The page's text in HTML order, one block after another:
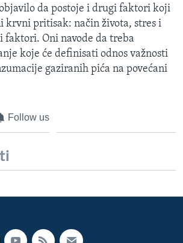
da postoje i drugi faktori koji
krvni pritisak: način života, stres i
faktori. Oni navode da treba
koje će definisati odnos važnosti
gaziranih pića na povećani
Follow us